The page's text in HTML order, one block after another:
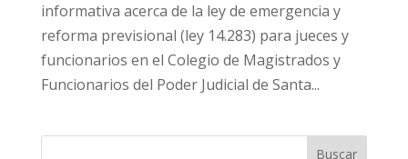
informativa acerca de la ley de emergencia y
reforma previsional (ley 14.283) para jueces y
funcionarios en el Colegio de Magistrados y
Funcionarios del Poder Judicial de Santa...